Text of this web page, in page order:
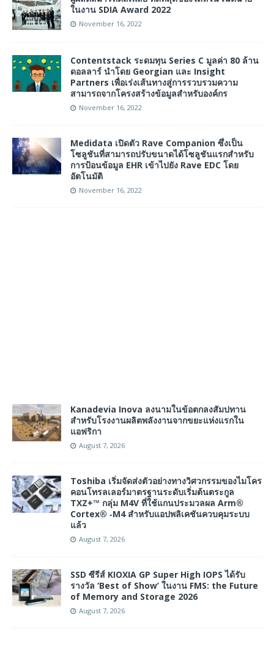
ในงาน SDIA Award 2022
November 16, 2022
Contentstack ระดมทุน Series C มูลค่า 80 ล้าน
ดอลลาร์ นำโดย Georgian และ Insight
Partners เพื่อเร่งเส้นทางสู่การรวบรวมความ
สามารถจากโครงสร้างข้อมูลสำหรับองค์กร
November 16, 2022
Medidata เปิดตัว Rave Companion ซึ่งเป็น
โซลูชันที่สามารถปรับขนาดได้โซลูชันแรกสำหรับ
การป้อนข้อมูล EHR เข้าไปยัง Rave EDC โดย
อัตโนมัติ
November 16, 2022
Kanadevia Inova ลงนามในข้อตกลงสัมปทาน
สำหรับโรงงานผลิตพลังงานจากขยะแห่งแรกใน
แอฟริกา
August 7, 2026
Toshiba เริ่มจัดส่งตัวอย่างทางวิศวกรรมของไมโคร
คอนโทรลเลอร์มาตรฐานระดับเริ่มต้นตระกูล
TXZ+™ กลุ่ม M4V ที่ใช้แกนประมวลผล Arm®
Cortex® ‑M4 สำหรับแอปพลิเคชันควบคุมระบบ
แล้ว
August 7, 2026
SSD ซีรีส์ KIOXIA GP Super High IOPS ได้รับ
รางวัล ‘Best of Show’ ในงาน FMS: the Future
of Memory and Storage 2026
August 7, 2026